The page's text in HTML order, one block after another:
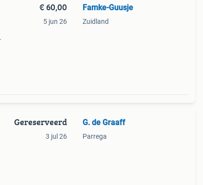
€ 60,00
5 jun 26
Famke-Guusje
Zuidland
Gereserveerd
3 jul 26
G. de Graaff
Parrega